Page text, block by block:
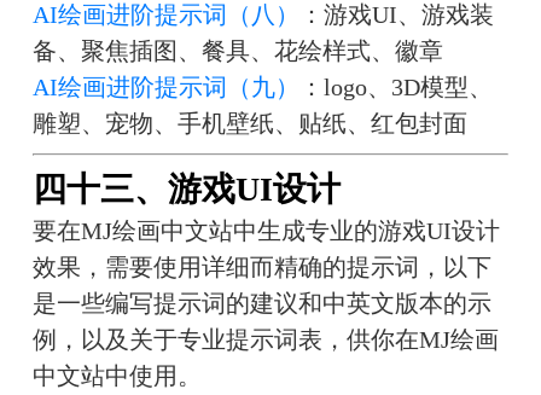
AI绘画进阶提示词（八）
：游戏UI、游戏装
备、聚焦插图、餐具、花绘样式、徽章
AI绘画进阶提示词（九）
：logo、3D模型、
雕塑、宠物、手机壁纸、贴纸、红包封面
四十三、游戏UI设计
要在MJ绘画中文站中生成专业的游戏UI设计
效果，需要使用详细而精确的提示词，以下
是一些编写提示词的建议和中英文版本的示
例，以及关于专业提示词表，供你在MJ绘画
中文站中使用。